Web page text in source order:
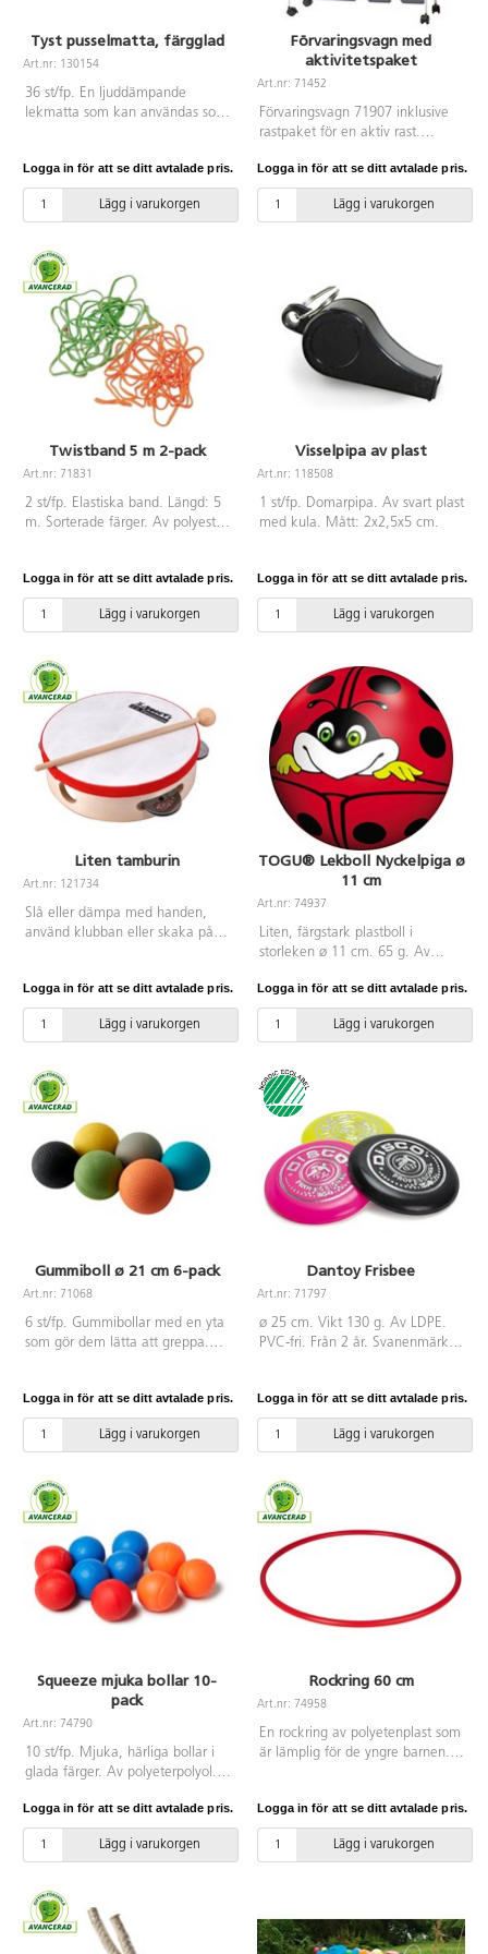
Tyst pusselmatta, färgglad
Art.nr: 130154
36 st/fp. En ljuddämpande
lekmatta som kan användas som
EVA. PVC-fri. Från 0 år.
Logga in för att se ditt avtalade pris.
Lägg i varukorgen
Förvaringsvagn med
aktivitetspaket
Art.nr: 71452
Förvaringsvagn 71907 inklusive
rastpaket för en aktiv rast.
fotbollar av gummi stl 4, 6
tennisbollar, 6 studsbollar av
gummi ø 6 cm, 1 frisbee, 3
2 par trampkrukor och en stor
mjuk tärning. Från 3 år. Levereras
omonterad.
Logga in för att se ditt avtalade pris.
Lägg i varukorgen
Twistband 5 m 2-pack
Art.nr: 71831
2 st/fp. Elastiska band. Längd: 5
m. Sorterade färger. Av polyester.
Logga in för att se ditt avtalade pris.
Lägg i varukorgen
Visselpipa av plast
Art.nr: 118508
1 st/fp. Domarpipa. Av svart plast
med kula. Mått: 2x2,5x5 cm.
Logga in för att se ditt avtalade pris.
Lägg i varukorgen
Liten tamburin
Art.nr: 121734
Slå eller dämpa med handen,
använd klubban eller skaka på
plåtbrickor. Klubba medföljer.
Mått: 18x4,5 cm. PVC-fri. Från 3
Logga in för att se ditt avtalade pris.
Lägg i varukorgen
TOGU® Lekboll Nyckelpiga ø
11 cm
Art.nr: 74937
Liten, färgstark plastboll i
storleken ø 11 cm. 65 g. Av
Logga in för att se ditt avtalade pris.
Lägg i varukorgen
Gummiboll ø 21 cm 6-pack
Art.nr: 71068
6 st/fp. Gummibollar med en yta
som gör dem lätta att greppa.
Speciellt framtagna för att klara
av förskolans och skolans hårda
krav. Perfekt att använda i
Levereras i 6 olika färger, låt t.ex.
varje klass ha var sin färg. ø 21,6
cm. Av gummi.PVC-fri. OBS! För
att bollen skall hålla så länge
som möjligt är det viktigt att
pumpa den rätt, se pdf.
Logga in för att se ditt avtalade pris.
Lägg i varukorgen
Dantoy Frisbee
Art.nr: 71797
ø 25 cm. Vikt 130 g. Av LDPE.
PVC-fri. Från 2 år. Svanenmärkt,
Logga in för att se ditt avtalade pris.
Lägg i varukorgen
Squeeze mjuka bollar 10-
pack
Art.nr: 74790
10 st/fp. Mjuka, härliga bollar i
glada färger. Av polyeterpolyol.
Logga in för att se ditt avtalade pris.
Lägg i varukorgen
Rockring 60 cm
Art.nr: 74958
En rockring av polyetenplast som
är lämplig för de yngre barnen.
Logga in för att se ditt avtalade pris.
Lägg i varukorgen